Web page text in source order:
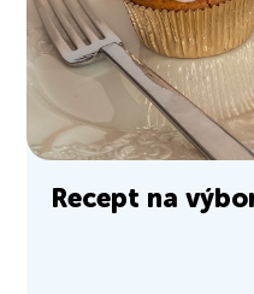
Recept na